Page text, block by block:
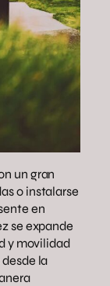
un gran
o instalarse
en
se expande
y movilidad
la